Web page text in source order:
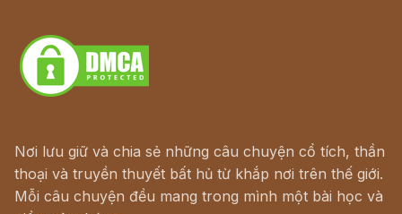
Nơi lưu giữ và chia sẻ những câu chuyện cổ tích, thần
thoại và truyền thuyết bất hủ từ khắp nơi trên thế giới.
Mỗi câu chuyện đều mang trong mình một bài học và